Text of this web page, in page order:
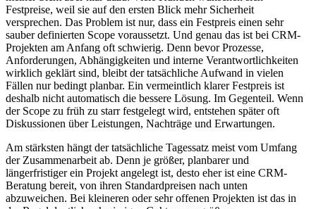
Festpreise, weil sie auf den ersten Blick mehr Sicherheit
versprechen. Das Problem ist nur, dass ein Festpreis einen sehr
sauber definierten Scope voraussetzt. Und genau das ist bei CRM-
Projekten am Anfang oft schwierig. Denn bevor Prozesse,
Anforderungen, Abhängigkeiten und interne Verantwortlichkeiten
wirklich geklärt sind, bleibt der tatsächliche Aufwand in vielen
Fällen nur bedingt planbar. Ein vermeintlich klarer Festpreis ist
deshalb nicht automatisch die bessere Lösung. Im Gegenteil. Wenn
der Scope zu früh zu starr festgelegt wird, entstehen später oft
Diskussionen über Leistungen, Nachträge und Erwartungen.
Am stärksten hängt der tatsächliche Tagessatz meist vom Umfang
der Zusammenarbeit ab. Denn je größer, planbarer und
längerfristiger ein Projekt angelegt ist, desto eher ist eine CRM-
Beratung bereit, von ihren Standardpreisen nach unten
abzuweichen. Bei kleineren oder sehr offenen Projekten ist das in